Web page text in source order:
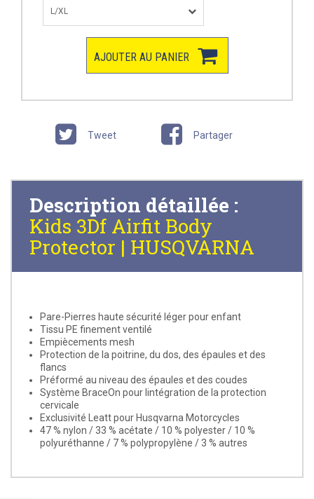
L/XL
AJOUTER AU PANIER
Tweet Partager
Description détaillée :
Kids 3Df Airfit Body
Protector | HUSQVARNA
Pare-Pierres haute sécurité léger pour enfant
Tissu PE finement ventilé
Empiècements mesh
Protection de la poitrine, du dos, des épaules et des
flancs
Préformé au niveau des épaules et des coudes
Système BraceOn pour lintégration de la protection
cervicale
Exclusivité Leatt pour Husqvarna Motorcycles
47 % nylon / 33 % acétate / 10 % polyester / 10 %
polyuréthanne / 7 % polypropylène / 3 % autres